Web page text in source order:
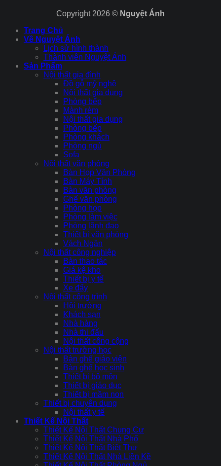
Copyright 2026 © Nguyệt Ánh
Trang Chủ
Về Nguyệt Ánh
Lịch sử hình thành
Thành viên Nguyệt Ánh
Sản Phẩm
Nội thất gia đình
Đồ gỗ mỹ nghệ
Nội thất gia dụng
Phòng bếp
Mành rèm
Nội thất gia dụng
Phòng bếp
Phòng khách
Phòng ngủ
Sofa
Nội thất văn phòng
Bàn Họp Văn Phòng
Bàn Máy Tính
Bàn văn phòng
Ghế văn phòng
Phòng họp
Phòng làm việc
Phòng lãnh đạo
Thiết bị văn phòng
Vách Ngăn
Nội thất công nghiệp
Bàn thao tác
Giá kệ kho
Thiết bị y tế
Xe đẩy
Nội thất công trình
Hội trường
Khách sạn
Nhà hàng
Nhà thi đấu
Nội thất công cộng
Nội thất trường học
Bàn ghế giáo viên
Bàn ghế học sinh
Thiết bị bộ môn
Thiết bị giáo dục
Thiết bị mầm non
Thiết bị chuyên dụng
Nội thất y tế
Thiết Kế Nội Thất
Thiết Kế Nội Thất Chung Cư
Thiết Kế Nội Thất Nhà Phố
Thiết Kế Nội Thất Biệt Thự
Thiết Kế Nội Thất Nhà Liền Kề